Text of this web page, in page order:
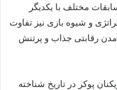
مختلف با یکدیگر
و شیوه بازی نیز تفاوت‌
رقابتی جذاب و پرتنش
پوکر در تاریخ شناخته